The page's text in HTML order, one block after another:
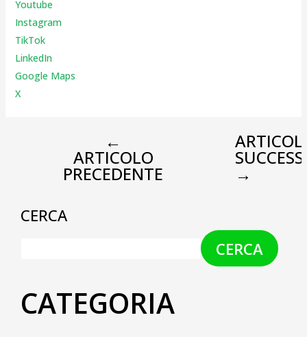
Youtube
Instagram
TikTok
LinkedIn
Google Maps
X
←
ARTICOLO
PRECEDENTE →
CERCA
CERCA
CATEGORIA